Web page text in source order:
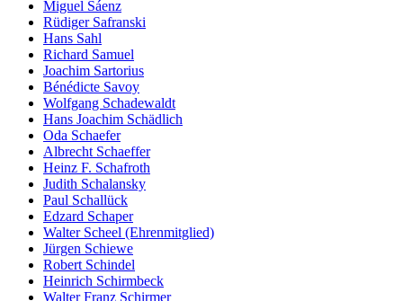
Miguel Sáenz
Rüdiger Safranski
Hans Sahl
Richard Samuel
Joachim Sartorius
Bénédicte Savoy
Wolfgang Schadewaldt
Hans Joachim Schädlich
Oda Schaefer
Albrecht Schaeffer
Heinz F. Schafroth
Judith Schalansky
Paul Schallück
Edzard Schaper
Walter Scheel (Ehrenmitglied)
Jürgen Schiewe
Robert Schindel
Heinrich Schirmbeck
Walter Franz Schirmer